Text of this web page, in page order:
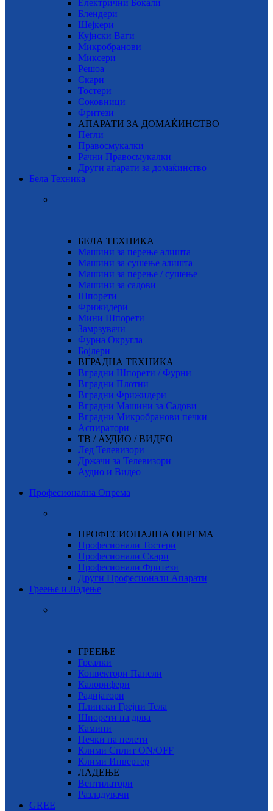
Електрични Бокали
Блендери
Шејкери
Кујнски Ваги
Микробранови
Миксери
Решоа
Скари
Тостери
Соковници
Фритези
АПАРАТИ ЗА ДОМАЌИНСТВО
Пегли
Правосмукалки
Рачни Правосмукалки
Други апарати за домаќинство
Бела Техника
БЕЛА ТЕХНИКА
Машини за перење алишта
Машини за сушење алишта
Машини за перење / сушење
Машини за садови
Шпорети
Фрижидери
Мини Шпорети
Замрзувачи
Фурна Округла
Бојлери
ВГРАДНА ТЕХНИКА
Вградни Шпорети / Фурни
Вградни Плотни
Вградни Фрижидери
Вградни Машини за Садови
Вградни Микробранови печки
Аспиратори
ТВ / АУДИО / ВИДЕО
Лед Телевизори
Држачи за Телевизори
Аудио и Видео
Професионална Опрема
ПРОФЕСИОНАЛНА ОПРЕМА
Професионали Тостери
Професионали Скари
Професионали Фритези
Други Професионали Апарати
Греење и Ладење
ГРЕЕЊЕ
Греалки
Конвектори Панели
Калорифери
Радијатори
Плински Грејни Тела
Шпорети на дрва
Камини
Печки на пелети
Клими Сплит ON/OFF
Клими Инвертер
ЛАДЕЊЕ
Вентилатори
Разладувачи
GREE